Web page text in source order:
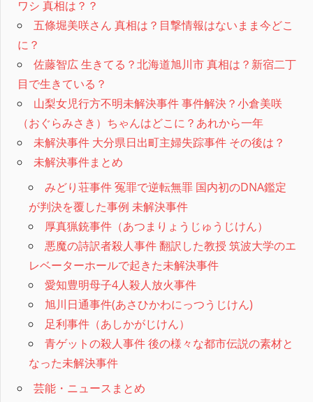
ワシ 真相は？？
五條堀美咲さん 真相は？目撃情報はないまま今どこ
に？
佐藤智広 生きてる？北海道旭川市 真相は？新宿二丁
目で生きている？
山梨女児行方不明未解決事件 事件解決？小倉美咲
（おぐらみさき）ちゃんはどこに？あれから一年
未解決事件 大分県日出町主婦失踪事件 その後は？
未解決事件まとめ
みどり荘事件 冤罪で逆転無罪 国内初のDNA鑑定
が判決を覆した事例 未解決事件
厚真猟銃事件（あつまりょうじゅうじけん）
悪魔の詩訳者殺人事件 翻訳した教授 筑波大学のエ
レベーターホールで起きた未解決事件
愛知豊明母子4人殺人放火事件
旭川日通事件(あさひかわにっつうじけん)
足利事件（あしかがじけん）
青ゲットの殺人事件 後の様々な都市伝説の素材と
なった未解決事件
芸能・ニュースまとめ